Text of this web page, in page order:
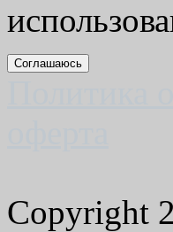
Соглашаюсь
Copyright